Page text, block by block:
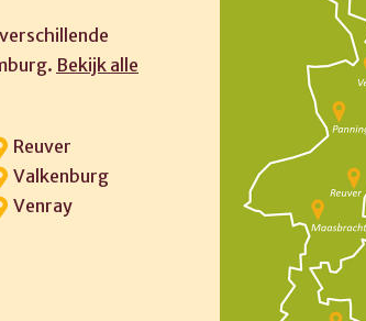
Bekijk alle
Reuver
Valkenburg
Venray